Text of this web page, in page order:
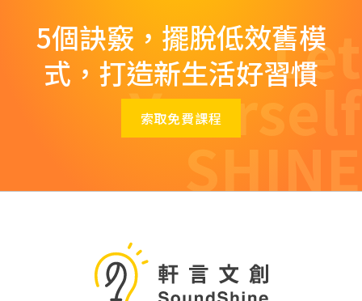
5個訣竅，擺脫低效舊模
式，打造新生活好習慣
索取免費課程
Let
Yourself
SHINE